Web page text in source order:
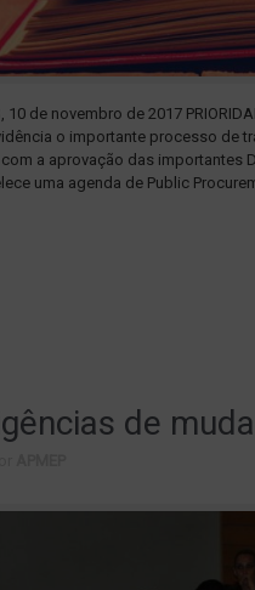
10 de novembro de 2017
o importante processo de
a aprovação das importantes
uma agenda de Public
de